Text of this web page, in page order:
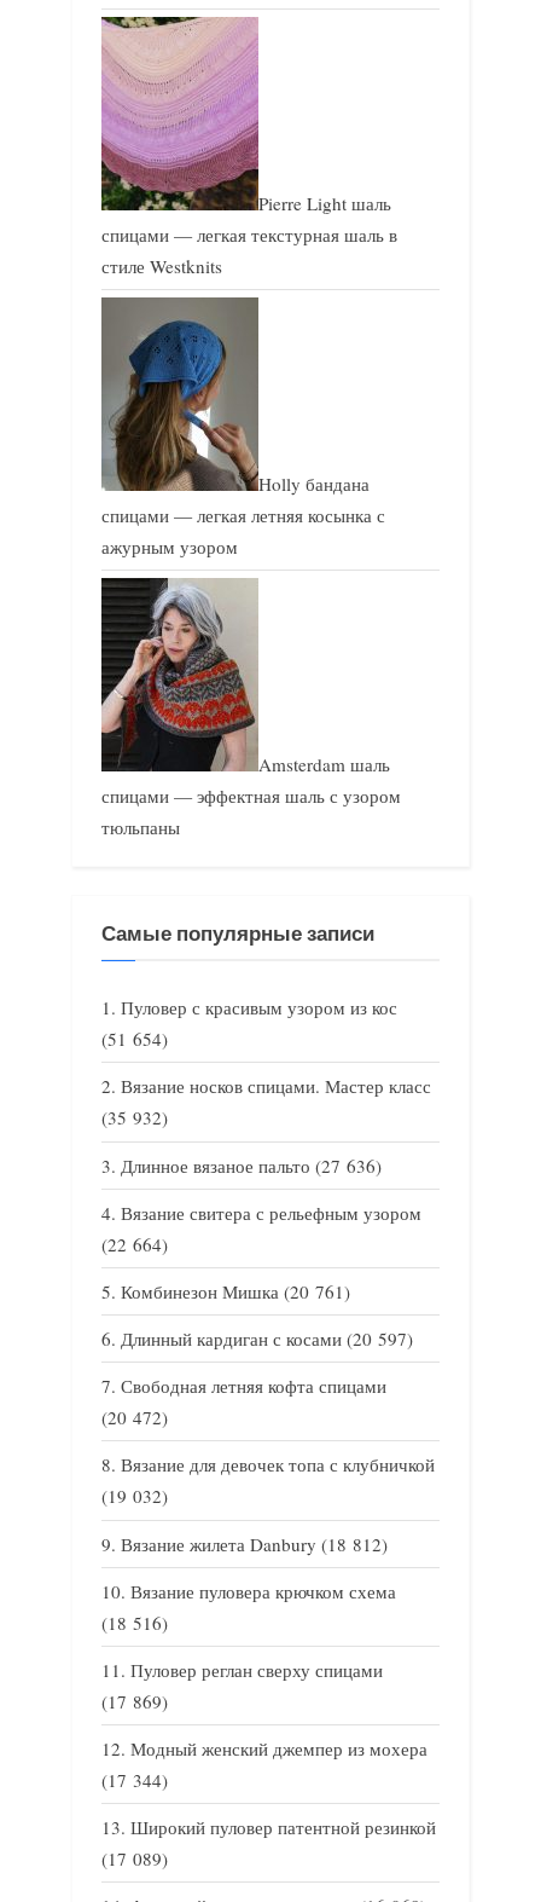
Pierre Light шаль
спицами — легкая текстурная шаль в
стиле Westknits
Holly бандана
спицами — легкая летняя косынка с
ажурным узором
Amsterdam шаль
спицами — эффектная шаль с узором
тюльпаны
Самые популярные записи
Пуловер с красивым узором из кос
(51 654)
Вязание носков спицами. Мастер класс
(35 932)
Длинное вязаное пальто (27 636)
Вязание свитера с рельефным узором
(22 664)
Комбинезон Мишка (20 761)
Длинный кардиган с косами (20 597)
Свободная летняя кофта спицами
(20 472)
Вязание для девочек топа с клубничкой
(19 032)
Вязание жилета Danbury (18 812)
Вязание пуловера крючком схема
(18 516)
Пуловер реглан сверху спицами
(17 869)
Модный женский джемпер из мохера
(17 344)
Широкий пуловер патентной резинкой
(17 089)